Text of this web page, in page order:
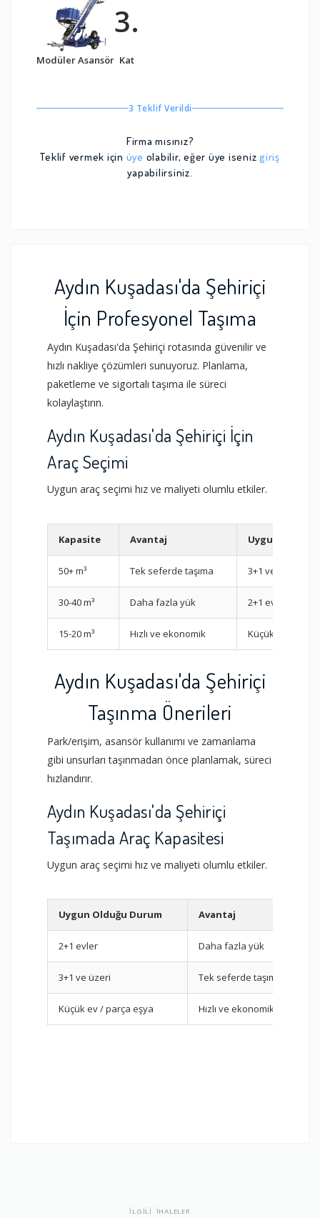
Modüler Asansör
3.
Kat
3 Teklif Verildi
Firma mısınız?
Teklif vermek için üye olabilir, eğer üye iseniz giriş
yapabilirsiniz.
Aydın Kuşadası'da Şehiriçi
İçin Profesyonel Taşıma
Aydın Kuşadası'da Şehiriçi rotasında güvenilir ve
hızlı nakliye çözümleri sunuyoruz. Planlama,
paketleme ve sigortalı taşıma ile süreci
kolaylaştırın.
Aydın Kuşadası'da Şehiriçi İçin
Araç Seçimi
Uygun araç seçimi hız ve maliyeti olumlu etkiler.
Kapasite Avantaj Uygun Olduğu
50+ m³ Tek seferde taşıma 3+1 ve üzeri
30-40 m³ Daha fazla yük 2+1 evler
15-20 m³ Hızlı ve ekonomik Küçük ev /
Aydın Kuşadası'da Şehiriçi
Taşınma Önerileri
Park/erişim, asansör kullanımı ve zamanlama
gibi unsurları taşınmadan önce planlamak, süreci
hızlandırır.
Aydın Kuşadası'da Şehiriçi
Taşımada Araç Kapasitesi
Uygun araç seçimi hız ve maliyeti olumlu etkiler.
Uygun Olduğu Durum Avantaj
2+1 evler Daha fazla yük
3+1 ve üzeri Tek seferde taşıma
Küçük ev / parça eşya Hızlı ve ekonomik
İLGİLİ İHALELER